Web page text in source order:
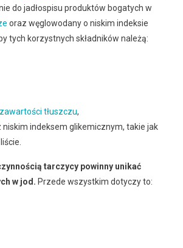
do jadłospisu produktów bogatych w
oraz węglowodany o niskim indeksie
tych korzystnych składników należą:
tłuszczu,
niskim indeksem glikemicznym, takie jak
tarczycy powinny unikać
w jod. Przede wszystkim dotyczy to: